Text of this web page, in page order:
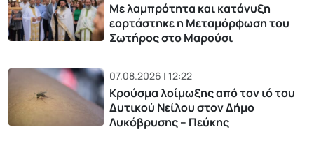
Με λαμπρότητα και κατάνυξη
εορτάστηκε η Μεταμόρφωση του
Σωτήρος στο Μαρούσι
07.08.2026 | 12:22
Κρούσμα λοίμωξης από τον ιό του
Δυτικού Νείλου στον Δήμο
Λυκόβρυσης – Πεύκης